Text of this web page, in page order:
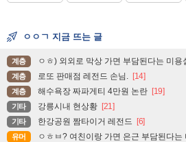
ㅇㅇㄱ 지금 뜨는 글
계층 ㅇㅎ) 외외로 막상 가면 부담된다는 미용
계층 로또 판매점 레전드 손님. [14]
계층 해수욕장 짜파게티 4만원 논란 [19]
기타 강릉시내 현상황 [21]
기타 한강공원 짬타이거 레전드 [6]
유머 ㅇㅎㅂ? 여친이랑 가면 은근 부담된다는